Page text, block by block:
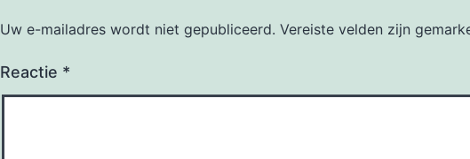
Uw e-mailadres wordt niet gepubliceerd. Vereiste velden zijn
Reactie *